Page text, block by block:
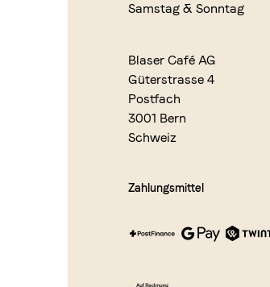
Samstag & Sonntag
Blaser Café AG
Güterstrasse 4
Postfach
3001 Bern
Schweiz
Zahlungsmittel